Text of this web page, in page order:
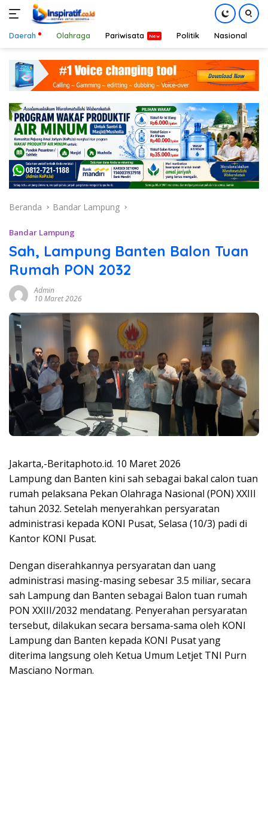
konten
Daerah Olahraga Pariwisata Politik Nasional
Beranda Bandar Lampung
Bandar Lampung
Sah, Lampung Banten Balon Tuan
Rumah PON 2032
Admin
10 Maret 2026
Jakarta,-Beritaphoto.id. 10 Maret 2026
Lampung dan Banten kini sah sebagai bakal calon tuan
rumah pelaksana Pekan Olahraga Nasional (PON) XXIII
tahun 2032. Setelah menyerahkan persyaratan
administrasi kepada KONI Pusat, Selasa (10/3) padi di
Kantor KONI Pusat.
Dengan diserahkannya persyaratan dan uang
administrasi masing-masing sebesar 3.5 miliar, secara
sah Lampung dan Banten sebagai Balon tuan rumah
PON XXIII/2032 mendatang. Penyerahan persyaratan
tersebut, dilakukan secara bersama-sama oleh KONI
Lampung dan Banten kepada KONI Pusat yang
diterima langsung oleh Ketua Umum Letjet TNI Purn
Masciano Norman.